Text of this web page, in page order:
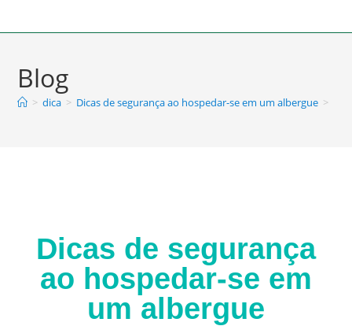
Blog
> dica > Dicas de segurança ao hospedar-se em um albergue >
Dicas de segurança
ao hospedar-se em
um albergue